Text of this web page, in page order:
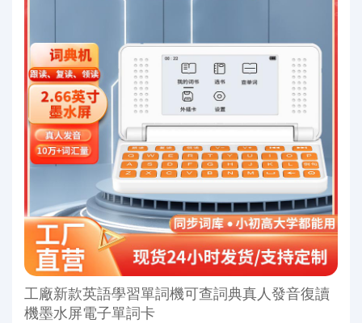
工廠新款英語學習單詞機可查詞典真人發音復讀
機墨水屏電子單詞卡